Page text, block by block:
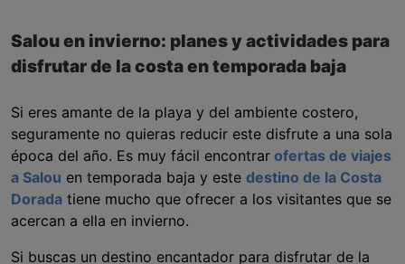
Salou en invierno: planes y actividades para
disfrutar de la costa en temporada baja
Si eres amante de la playa y del ambiente costero,
seguramente no quieras reducir este disfrute a una sola
época del año. Es muy fácil encontrar ofertas de viajes
a Salou en temporada baja y este destino de la Costa
Dorada tiene mucho que ofrecer a los visitantes que se
acercan a ella en invierno.
Si buscas un destino encantador para disfrutar de la